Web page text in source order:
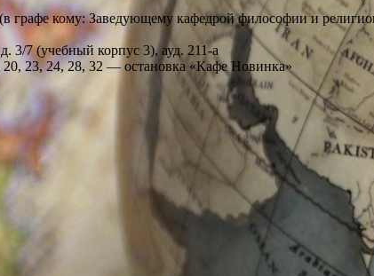
графе кому: Заведующему кафедрой философии и
3/7 (учебный корпус 3), ауд. 211-а
20, 23, 24, 28, 32 — остановка «Кафе Новинка»